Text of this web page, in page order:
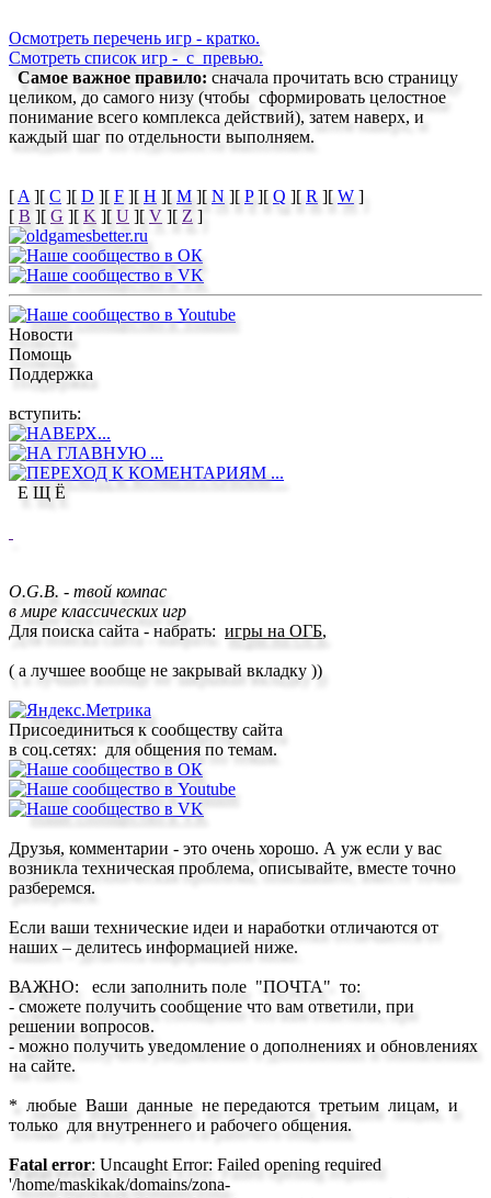
Осмотреть перечень игр - кратко.
Смотреть список игр - с превью.
Самое важное правило: сначала прочитать всю страницу
целиком, до самого низу (чтобы сформировать целостное
понимание всего комплекса действий), затем наверх, и
каждый шаг по отдельности выполняем.
[ A ][ C ][ D ][ F ][ H ][ M ][ N ][ P][ Q ][ R ][ W ]
[ B ][ G ][ K ][ U ][ V ][ Z ]
Новости
Помощь
Поддержка
вступить:
Е Щ Ё
O.G.B. - твой компас
в мире классических игр
Для поиска сайта - набрать: игры на ОГБ,
( а лучшее вообще не закрывай вкладку ))
Присоединиться к сообществу сайта
в соц.сетях: для общения по темам.
Друзья, комментарии - это очень хорошо. А уж если у вас
возникла техническая проблема, описывайте, вместе точно
разберемся.
Если ваши технические идеи и наработки отличаются от
наших – делитесь информацией ниже.
ВАЖНО: если заполнить поле "ПОЧТА" то:
- сможете получить сообщение что вам ответили, при
решении вопросов.
- можно получить уведомление о дополнениях и обновлениях
на сайте.
* любые Ваши данные не передаются третьим лицам, и
только для внутреннего и рабочего общения.
Fatal error: Uncaught Error: Failed opening required
'/home/maskikak/domains/zona-